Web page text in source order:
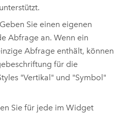
Sie einen eigenen
Abfrage an. Wenn ein
Abfrage enthält, können
für die
"Vertikal" und "Symbol"
Sie für jede im Widget